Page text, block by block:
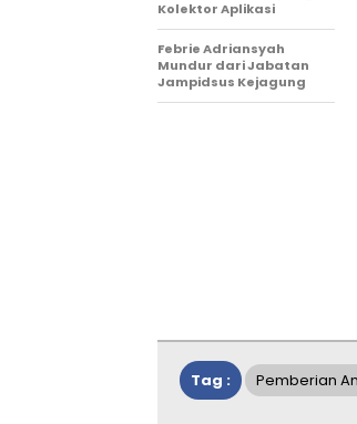
Kolektor Aplikasi
Febrie Adriansyah
Mundur dari Jabatan
Jampidsus Kejagung
Tag : Pemberian